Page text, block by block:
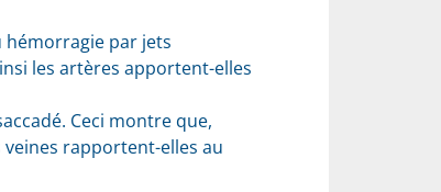
hémorragie par jets
les artères apportent-elles
Ceci montre que,
rapportent-elles au